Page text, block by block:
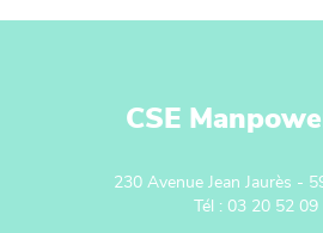
CSE
230 Avenue Jean Jaurès -
Tél : 03 20 52 09